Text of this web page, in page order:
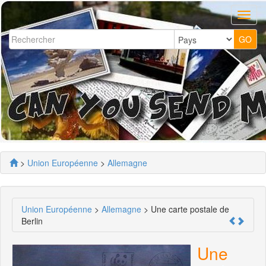
> Union Européenne > Allemagne
Union Européenne > Allemagne > Une carte postale de
Berlin
Une